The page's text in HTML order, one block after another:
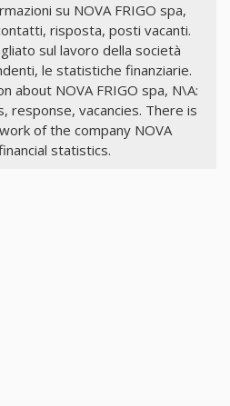
su NOVA FRIGO spa,
risposta, posti vacanti.
sul lavoro della società
le statistiche finanziarie.
about NOVA FRIGO spa, N\A:
response, vacancies. There is
of the company NOVA
statistics.